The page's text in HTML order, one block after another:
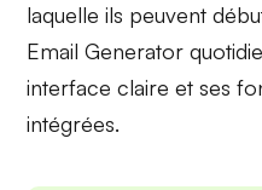
laquelle ils peuvent
Email Generator
interface claire et ses
intégrées.